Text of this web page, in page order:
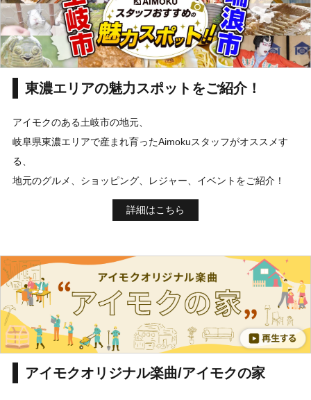
東濃エリアの魅力スポットをご紹介！
アイモクのある土岐市の地元、
岐阜県東濃エリアで産まれ育ったAimokuスタッフがオススメす
る、
地元のグルメ、ショッピング、レジャー、イベントをご紹介！
詳細はこちら
アイモクオリジナル楽曲/アイモクの家